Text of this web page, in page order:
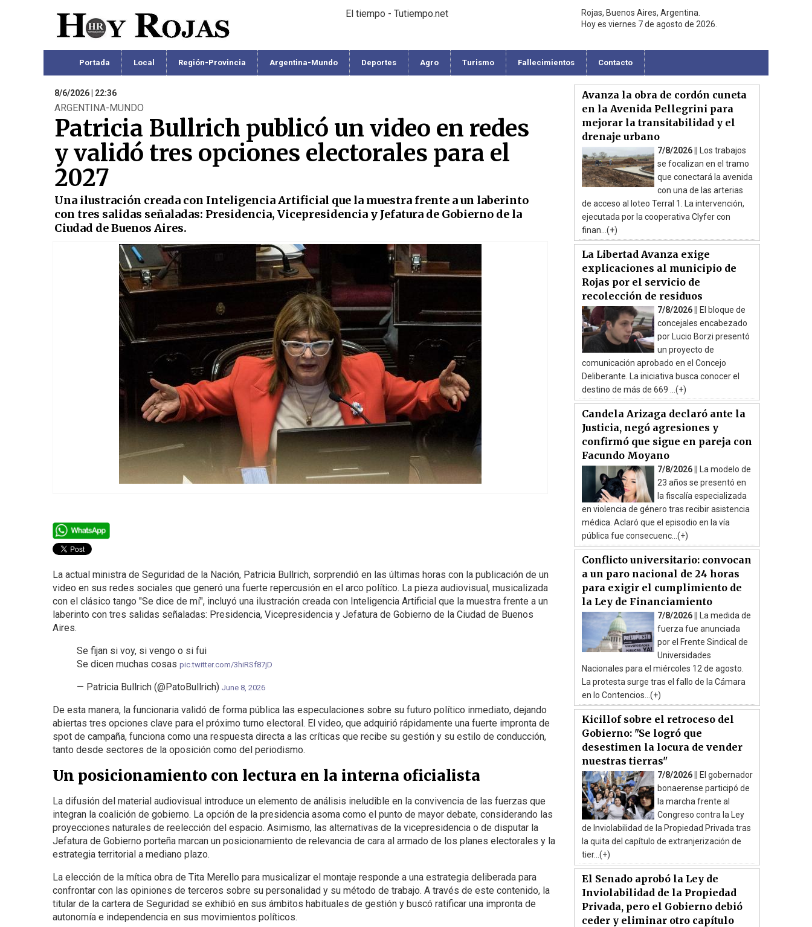
El tiempo - Tutiempo.net
Rojas, Buenos Aires, Argentina.
Hoy es viernes 7 de agosto de 2026.
Portada Local Región-Provincia Argentina-Mundo Deportes Agro Turismo Fallecimientos Contacto
8/6/2026 | 22:36
ARGENTINA-MUNDO
Patricia Bullrich publicó un video en redes
y validó tres opciones electorales para el
2027
Una ilustración creada con Inteligencia Artificial que la muestra frente a un laberinto
con tres salidas señaladas: Presidencia, Vicepresidencia y Jefatura de Gobierno de la
Ciudad de Buenos Aires.
La actual ministra de Seguridad de la Nación, Patricia Bullrich, sorprendió en las últimas horas con la publicación de un
video en sus redes sociales que generó una fuerte repercusión en el arco político. La pieza audiovisual, musicalizada
con el clásico tango "Se dice de mí", incluyó una ilustración creada con Inteligencia Artificial que la muestra frente a un
laberinto con tres salidas señaladas: Presidencia, Vicepresidencia y Jefatura de Gobierno de la Ciudad de Buenos
Aires.
Se fijan si voy, si vengo o si fui
Se dicen muchas cosas pic.twitter.com/3hiRSf87jD
— Patricia Bullrich (@PatoBullrich) June 8, 2026
De esta manera, la funcionaria validó de forma pública las especulaciones sobre su futuro político inmediato, dejando
abiertas tres opciones clave para el próximo turno electoral. El video, que adquirió rápidamente una fuerte impronta de
spot de campaña, funciona como una respuesta directa a las críticas que recibe su gestión y su estilo de conducción,
tanto desde sectores de la oposición como del periodismo.
Un posicionamiento con lectura en la interna oficialista
La difusión del material audiovisual introduce un elemento de análisis ineludible en la convivencia de las fuerzas que
integran la coalición de gobierno. La opción de la presidencia asoma como el punto de mayor debate, considerando las
proyecciones naturales de reelección del espacio. Asimismo, las alternativas de la vicepresidencia o de disputar la
Jefatura de Gobierno porteña marcan un posicionamiento de relevancia de cara al armado de los planes electorales y la
estrategia territorial a mediano plazo.
La elección de la mítica obra de Tita Merello para musicalizar el montaje responde a una estrategia deliberada para
confrontar con las opiniones de terceros sobre su personalidad y su método de trabajo. A través de este contenido, la
titular de la cartera de Seguridad se exhibió en sus ámbitos habituales de gestión y buscó ratificar una impronta de
autonomía e independencia en sus movimientos políticos.
Avanza la obra de cordón cuneta
en la Avenida Pellegrini para
mejorar la transitabilidad y el
drenaje urbano
7/8/2026 ||
Los trabajos
se focalizan en el tramo
que conectará la avenida
con una de las arterias
de acceso al loteo Terral 1. La intervención,
ejecutada por la cooperativa Clyfer con
finan...(+)
La Libertad Avanza exige
explicaciones al municipio de
Rojas por el servicio de
recolección de residuos
7/8/2026 ||
El bloque de
concejales encabezado
por Lucio Borzi presentó
un proyecto de
comunicación aprobado en el Concejo
Deliberante. La iniciativa busca conocer el
destino de más de 669 ...(+)
Candela Arizaga declaró ante la
Justicia, negó agresiones y
confirmó que sigue en pareja con
Facundo Moyano
7/8/2026 ||
La modelo de
23 años se presentó en
la fiscalía especializada
en violencia de género tras recibir asistencia
médica. Aclaró que el episodio en la vía
pública fue consecuenc...(+)
Conflicto universitario: convocan
a un paro nacional de 24 horas
para exigir el cumplimiento de
la Ley de Financiamiento
7/8/2026 ||
La medida de
fuerza fue anunciada
por el Frente Sindical de
Universidades
Nacionales para el miércoles 12 de agosto.
La protesta surge tras el fallo de la Cámara
en lo Contencios...(+)
Kicillof sobre el retroceso del
Gobierno: "Se logró que
desestimen la locura de vender
nuestras tierras"
7/8/2026 ||
El gobernador
bonaerense participó de
la marcha frente al
Congreso contra la Ley
de Inviolabilidad de la Propiedad Privada tras
la quita del capítulo de extranjerización de
tier...(+)
El Senado aprobó la Ley de
Inviolabilidad de la Propiedad
Privada, pero el Gobierno debió
ceder y eliminar otro capítulo